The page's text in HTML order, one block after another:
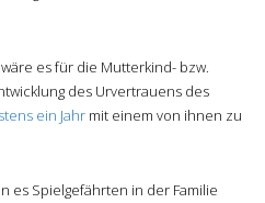
es für die Mutterkind- bzw.
des Urvertrauens des
ein Jahr mit einem von ihnen zu
es Spielgefährten in der Familie